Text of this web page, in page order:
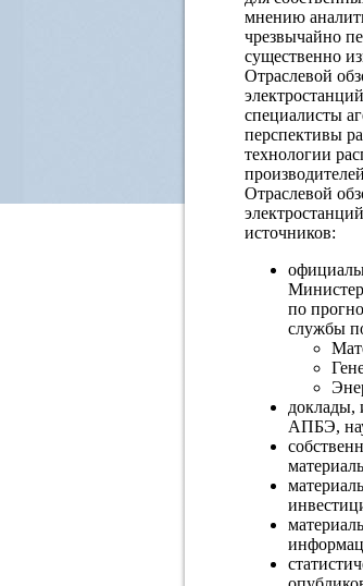
мнению
чрезвычайно
существенно
Отраслевой
специалисты
перспективы
технологии
Отраслевой
источников:
по
службы
доклады,
АПБЭ,